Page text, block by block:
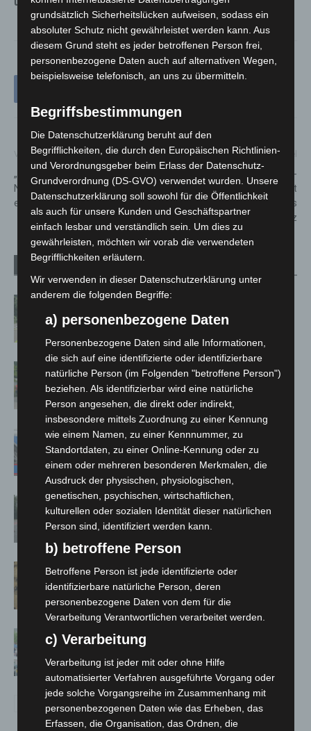
Vorheriger Artikel
„WiesenauerGeschichte(n)“ –
Neues Foto-Projekt bei win
e.V.
Nächster Artikel
ÜSTRA-
Fahrgastbegleitservice: Jetzt
auch bei Fahrten mit regiobus
in Langenhagen im Einsatz
Verwandte Artikel
Brand im „Haus der Begegnung“ in
Neuwarmbüchen schnell eingedämmt
Region Hannover: 21 neue
Notfallsanitäter starten beim Roten
Kreuz
Mann läuft mit Hockeyschläger über
A7 – Polizei sucht Zeugen
Hannover: Polizei stoppt 166
Trunkenheitsfahrten bei
Großkontrolle
Hannover Klassik Open Air 2026:
Französische Oper im Maschpark
Blaulichtmeile Langenhagen 2026:
hautnah erleben
grundsätzlich Sicherheitslücken aufweisen, sodass ein
absoluter Schutz nicht gewährleistet werden kann. Aus
diesem Grund steht es jeder betroffenen Person frei,
personenbezogene Daten auch auf alternativen Wegen,
beispielsweise telefonisch, an uns zu übermitteln.
Begriffsbestimmungen
Die Datenschutzerklärung beruht auf den
Begrifflichkeiten, die durch den Europäischen Richtlinien-
und Verordnungsgeber beim Erlass der Datenschutz-
Grundverordnung (DS-GVO) verwendet wurden. Unsere
Datenschutzerklärung soll sowohl für die Öffentlichkeit
als auch für unsere Kunden und Geschäftspartner
einfach lesbar und verständlich sein. Um dies zu
gewährleisten, möchten wir vorab die verwendeten
Begrifflichkeiten erläutern.
Wir verwenden in dieser Datenschutzerklärung unter
anderem die folgenden Begriffe:
a) personenbezogene Daten
Personenbezogene Daten sind alle Informationen,
die sich auf eine identifizierte oder identifizierbare
natürliche Person (im Folgenden "betroffene Person")
beziehen. Als identifizierbar wird eine natürliche
Person angesehen, die direkt oder indirekt,
insbesondere mittels Zuordnung zu einer Kennung
wie einem Namen, zu einer Kennnummer, zu
Standortdaten, zu einer Online-Kennung oder zu
einem oder mehreren besonderen Merkmalen, die
Ausdruck der physischen, physiologischen,
genetischen, psychischen, wirtschaftlichen,
kulturellen oder sozialen Identität dieser natürlichen
Person sind, identifiziert werden kann.
b) betroffene Person
Betroffene Person ist jede identifizierte oder
identifizierbare natürliche Person, deren
personenbezogene Daten von dem für die
Verarbeitung Verantwortlichen verarbeitet werden.
c) Verarbeitung
Verarbeitung ist jeder mit oder ohne Hilfe
automatisierter Verfahren ausgeführte Vorgang oder
jede solche Vorgangsreihe im Zusammenhang mit
personenbezogenen Daten wie das Erheben, das
Erfassen, die Organisation, das Ordnen, die